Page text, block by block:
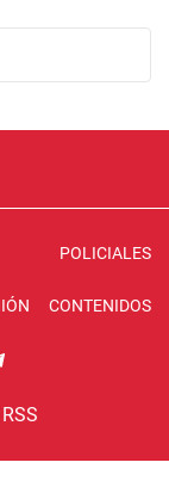
POLICIALES
CONTENIDOS
RSS